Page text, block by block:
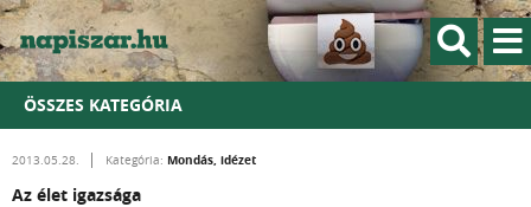
ÖSSZES KATEGÓRIA
2013.05.28. Kategória: Mondás, idézet
Az élet igazsága